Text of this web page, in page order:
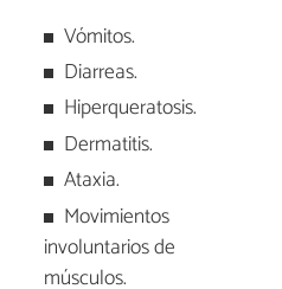
Vómitos.
Diarreas.
Hiperqueratosis.
Dermatitis.
Ataxia.
Movimientos
involuntarios de
músculos.